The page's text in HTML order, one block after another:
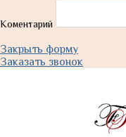
Коментарий
Закрыть форму
Заказать звонок